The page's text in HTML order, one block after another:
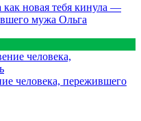
как новая тебя кинула —
мужа Ольга
человека, пережившего